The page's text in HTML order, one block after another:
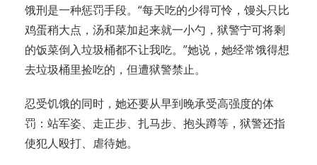
饿刑是一种惩罚手段。“每天吃的少得可怜，馒头只比
鸡蛋稍大点，汤和菜加起来就一小勺，狱警宁可将剩
的饭菜倒入垃圾桶都不让我吃。”她说，她经常饿得想
去垃圾桶里捡吃的，但遭狱警禁止。
忍受饥饿的同时，她还要从早到晚承受高强度的体
罚：站军姿、走正步、扎马步、抱头蹲等，狱警还指
使犯人殴打、虐待她。